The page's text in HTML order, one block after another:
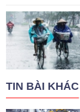
TIN BÀI KHÁC